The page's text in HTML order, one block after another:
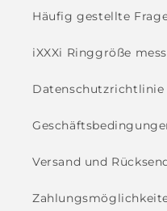
Häufig gestellte
iXXXi Ringgröße
Datenschutzrichtlinie
Versand und